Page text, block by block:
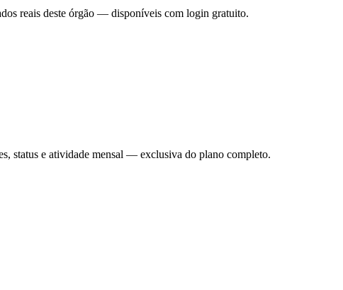
reais deste órgão — disponíveis com login gratuito.
status e atividade mensal — exclusiva do plano completo.